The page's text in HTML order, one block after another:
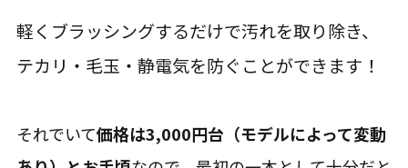
軽くブラッシングするだけで汚れを取り除き、
テカリ・毛玉・静電気を防ぐことができます！
それでいて価格は3,000円台（モデルによって変動